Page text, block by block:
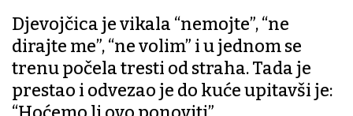
Djevojčica je vikala “nemojte”, “ne
dirajte me”, “ne volim” i u jednom se
trenu počela tresti od straha. Tada je
prestao i odvezao je do kuće upitavši je: